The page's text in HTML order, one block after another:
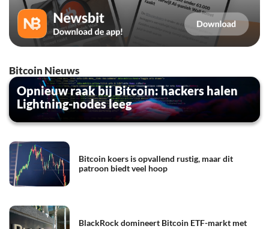
Bitcoin Nieuws
Opnieuw raak bij Bitcoin: hackers halen
Lightning-nodes leeg
Bitcoin koers is opvallend rustig, maar dit
patroon biedt veel hoop
BlackRock domineert Bitcoin ETF-markt met